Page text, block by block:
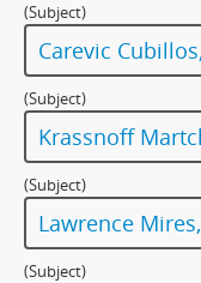
(Subject)
Carevic
(Subject)
Krassnoff
(Subject)
Lawrence
(Subject)